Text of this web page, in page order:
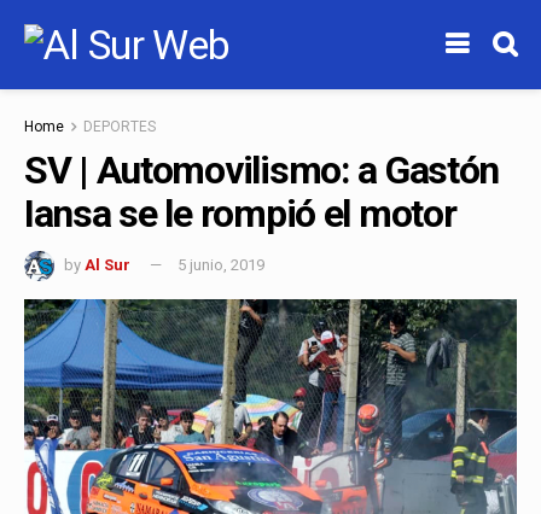
Home DEPORTES
SV | Automovilismo: a Gastón
Iansa se le rompió el motor
by Al Sur 5 junio, 2019